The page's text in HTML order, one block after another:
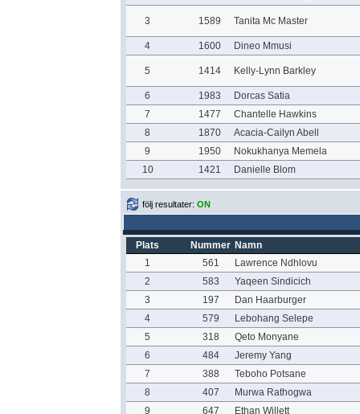
3 1589 Tanita Mc Master
4 1600 Dineo Mmusi
5 1414 Kelly-Lynn Barkley
6 1983
Dorcas Satia
7
1477
Chantelle Hawkins
8
1870
Acacia-Cailyn Abell
9
1950
Nokukhanya Memela
10
1421 Danielle Blom
följ resultater: ON
Plats Nummer Namn
1
561
Lawrence Ndhlovu
2
583
Yaqeen Sindicich
3
197
Dan Haarburger
4
579
Lebohang Selepe
5
318
Qeto Monyane
6
484
Jeremy Yang
7
388
Teboho Potsane
8
407
Murwa Rathogwa
9
647 Ethan Willett